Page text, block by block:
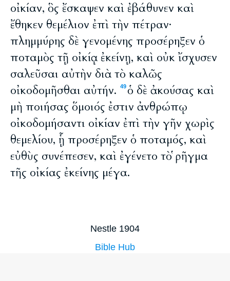
οἰκίαν, ὃς ἔσκαψεν καὶ ἐβάθυνεν καὶ
ἔθηκεν θεμέλιον ἐπὶ τὴν πέτραν·
πλημμύρης δὲ γενομένης προσέρηξεν ὁ
ποταμὸς τῇ οἰκίᾳ ἐκείνῃ, καὶ οὐκ ἴσχυσεν
σαλεῦσαι αὐτὴν διὰ τὸ καλῶς
οἰκοδομῆσθαι αὐτήν.
49ὁ δὲ ἀκούσας καὶ
μὴ ποιήσας ὅμοιός ἐστιν ἀνθρώπῳ
οἰκοδομήσαντι οἰκίαν ἐπὶ τὴν γῆν χωρὶς
θεμελίου, ᾗ προσέρηξεν ὁ ποταμός, καὶ
εὐθὺς συνέπεσεν, καὶ ἐγένετο τὸ ῥῆγμα
τῆς οἰκίας ἐκείνης μέγα.
Nestle 1904
Bible Hub